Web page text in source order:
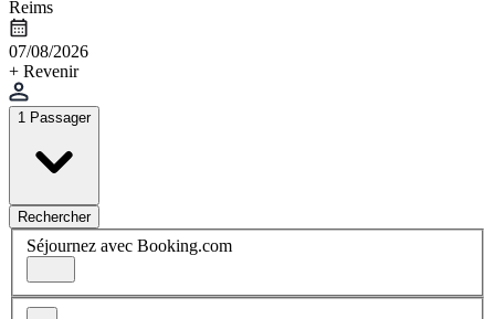
Reims
07/08/2026
+ Revenir
1 Passager
Rechercher
Séjournez avec Booking.com